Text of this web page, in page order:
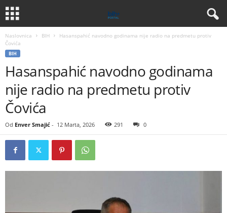
Naslovnica BIH
Hasanspahić navodno godinama nije radio na predmetu protiv
Čovića
BIH
Hasanspahić navodno godinama
nije radio na predmetu protiv
Čovića
Od Enver Smajić - 12 Marta, 2026 291 0